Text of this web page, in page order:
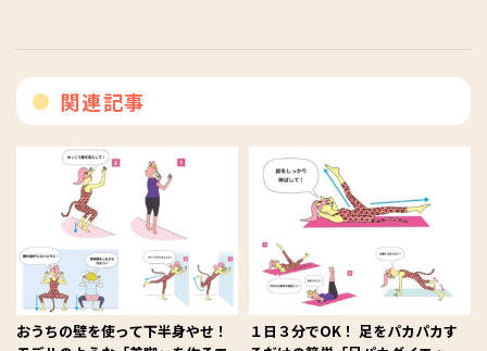
関連記事
おうちの壁を使って下半身やせ！
１日３分でOK！ 足をパカパカす